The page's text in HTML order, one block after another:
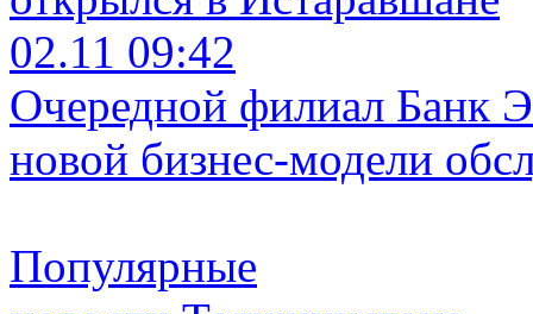
02.11 09:42
Очередной филиал Банк
новой бизнес-модели
Популярные